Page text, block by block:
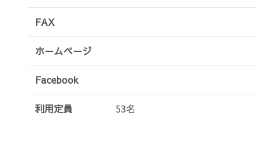
FAX
ホームページ
Facebook
利用定員 53名